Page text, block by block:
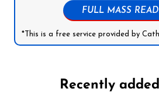
FULL MASS
*This is a free service provided by
Recently